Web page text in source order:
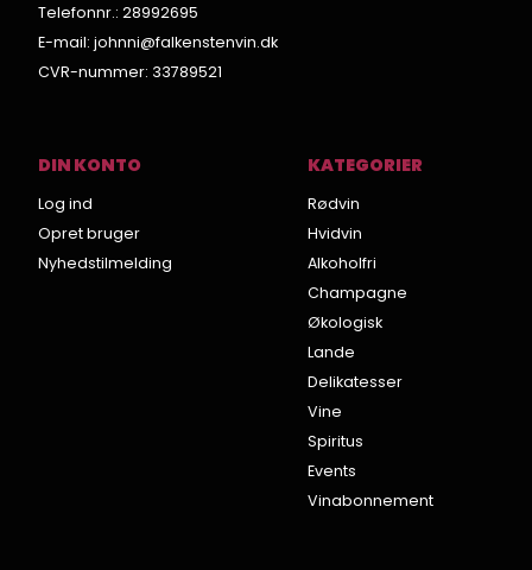
Telefonnr.: 28992695
E-mail: johnni@falkenstenvin.dk
CVR-nummer: 33789521
DIN KONTO
Log ind
Opret bruger
Nyhedstilmelding
KATEGORIER
Rødvin
Hvidvin
Alkoholfri
Champagne
Økologisk
Lande
Delikatesser
Vine
Spiritus
Events
Vinabonnement